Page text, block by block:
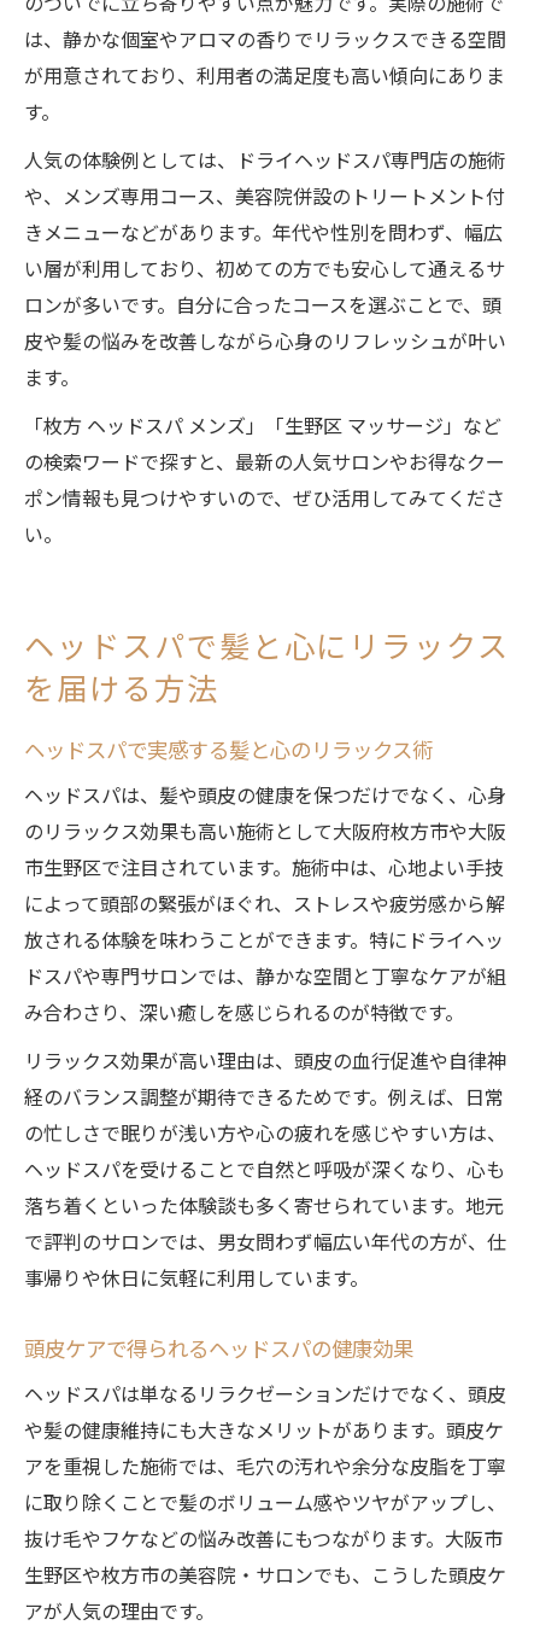
は、静かな個室やアロマの香りでリラックスできる空間
が用意されており、利用者の満足度も高い傾向にありま
す。
人気の体験例としては、ドライヘッドスパ専門店の施術
や、メンズ専用コース、美容院併設のトリートメント付
きメニューなどがあります。年代や性別を問わず、幅広
い層が利用しており、初めての方でも安心して通えるサ
ロンが多いです。自分に合ったコースを選ぶことで、頭
皮や髪の悩みを改善しながら心身のリフレッシュが叶い
ます。
「枚方 ヘッドスパ メンズ」「生野区 マッサージ」など
の検索ワードで探すと、最新の人気サロンやお得なクー
ポン情報も見つけやすいので、ぜひ活用してみてくださ
い。
ヘッドスパで髪と心にリラックス
を届ける方法
ヘッドスパで実感する髪と心のリラックス術
ヘッドスパは、髪や頭皮の健康を保つだけでなく、心身
のリラックス効果も高い施術として大阪府枚方市や大阪
市生野区で注目されています。施術中は、心地よい手技
によって頭部の緊張がほぐれ、ストレスや疲労感から解
放される体験を味わうことができます。特にドライヘッ
ドスパや専門サロンでは、静かな空間と丁寧なケアが組
み合わさり、深い癒しを感じられるのが特徴です。
リラックス効果が高い理由は、頭皮の血行促進や自律神
経のバランス調整が期待できるためです。例えば、日常
の忙しさで眠りが浅い方や心の疲れを感じやすい方は、
ヘッドスパを受けることで自然と呼吸が深くなり、心も
落ち着くといった体験談も多く寄せられています。地元
で評判のサロンでは、男女問わず幅広い年代の方が、仕
事帰りや休日に気軽に利用しています。
頭皮ケアで得られるヘッドスパの健康効果
ヘッドスパは単なるリラクゼーションだけでなく、頭皮
や髪の健康維持にも大きなメリットがあります。頭皮ケ
アを重視した施術では、毛穴の汚れや余分な皮脂を丁寧
に取り除くことで髪のボリューム感やツヤがアップし、
抜け毛やフケなどの悩み改善にもつながります。大阪市
生野区や枚方市の美容院・サロンでも、こうした頭皮ケ
アが人気の理由です。